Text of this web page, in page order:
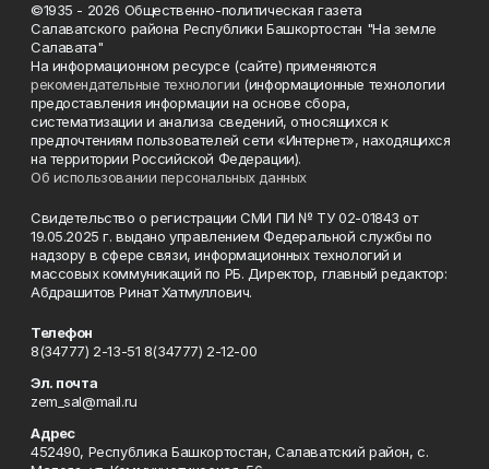
©1935 - 2026 Общественно-политическая газета
Салаватского района Республики Башкортостан "На земле
Салавата"
На информационном ресурсе (сайте) применяются
рекомендательные технологии (информационные технологии
предоставления информации на основе сбора,
систематизации и анализа сведений, относящихся к
предпочтениям пользователей сети «Интернет», находящихся
на территории Российской Федерации).
Об использовании персональных данных
Свидетельство о регистрации СМИ ПИ № ТУ 02-01843 от
19.05.2025 г. выдано управлением Федеральной службы по
надзору в сфере связи, информационных технологий и
массовых коммуникаций по РБ. Директор, главный редактор:
Абдрашитов Ринат Хатмуллович.
Телефон
8(34777) 2-13-51 8(34777) 2-12-00
Эл. почта
zem_sal@mail.ru
Адрес
452490, Республика Башкортостан, Салаватский район, с.